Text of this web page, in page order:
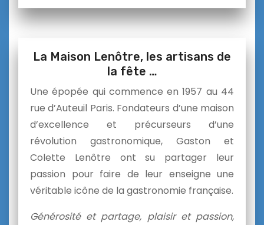
La Maison Lenôtre, les artisans de
la fête …
Une épopée qui commence en 1957 au 44
rue d’Auteuil Paris. Fondateurs d’une maison
d’excellence et précurseurs d’une
révolution gastronomique, Gaston et
Colette Lenôtre ont su partager leur
passion pour faire de leur enseigne une
véritable icône de la gastronomie française.
Générosité et partage, plaisir et passion,